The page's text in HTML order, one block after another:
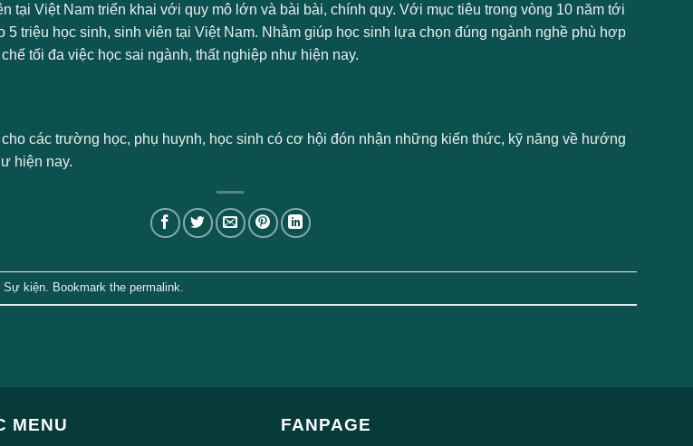
tại Việt Nam triển khai với quy mô lớn và bài bài, chính quy. Với mục tiêu trong vòng 10 năm tới
triệu học sinh, sinh viên tại Việt Nam. Nhằm giúp học sinh lựa chọn đúng ngành nghề phù hợp
tối đa việc học sai ngành, thất nghiệp như hiện nay.
các trường học, phụ huynh, học sinh có cơ hội đón nhận những kiến thức, kỹ năng về hướng
hiện nay.
Sự kiện . Bookmark the permalink
MENU FANPAGE